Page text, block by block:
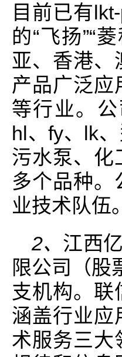
目前已有
的“飞扬”“
亚、香港、
产品广泛应
等行业。
hl、fy、lk
污水泵、化
多个品种。
业技术队伍。
2、 江西
限公司（股
支机构。联
涵盖行业应
术服务三大